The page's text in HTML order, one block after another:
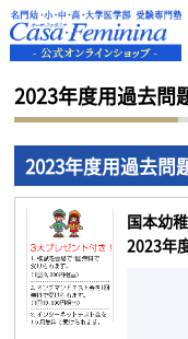
HOME 2023年度用
2023年度用過去問
2023年度用過去問
国本幼
2023年